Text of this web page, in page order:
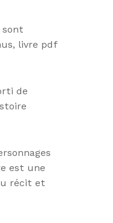
sont
livre pdf
de
est une
récit et